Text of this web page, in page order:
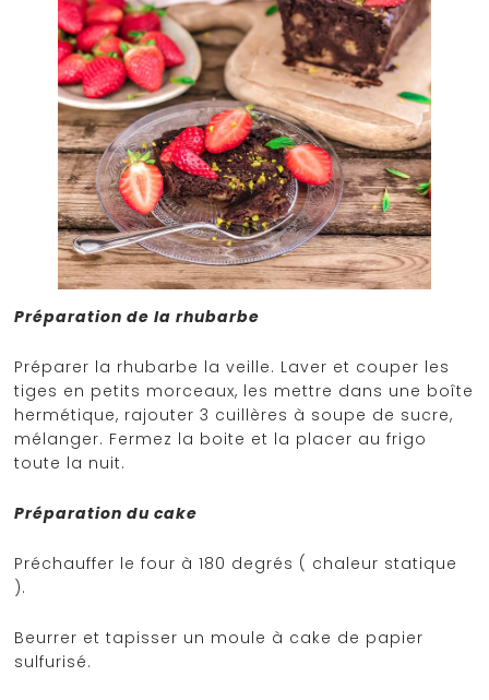
Préparation de la rhubarbe
Préparer la rhubarbe la veille. Laver et couper les
tiges en petits morceaux, les mettre dans une boîte
hermétique, rajouter 3 cuillères à soupe de sucre,
mélanger. Fermez la boite et la placer au frigo
toute la nuit.
Préparation du cake
Préchauffer le four à 180 degrés ( chaleur statique
).
Beurrer et tapisser un moule à cake de papier
sulfurisé.